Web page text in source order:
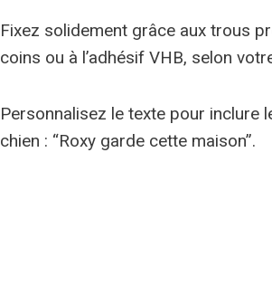
Fixez solidement grâce aux trous
coins ou à l’adhésif VHB, selon
Personnalisez le texte pour inclure
chien : “Roxy garde cette maison”.